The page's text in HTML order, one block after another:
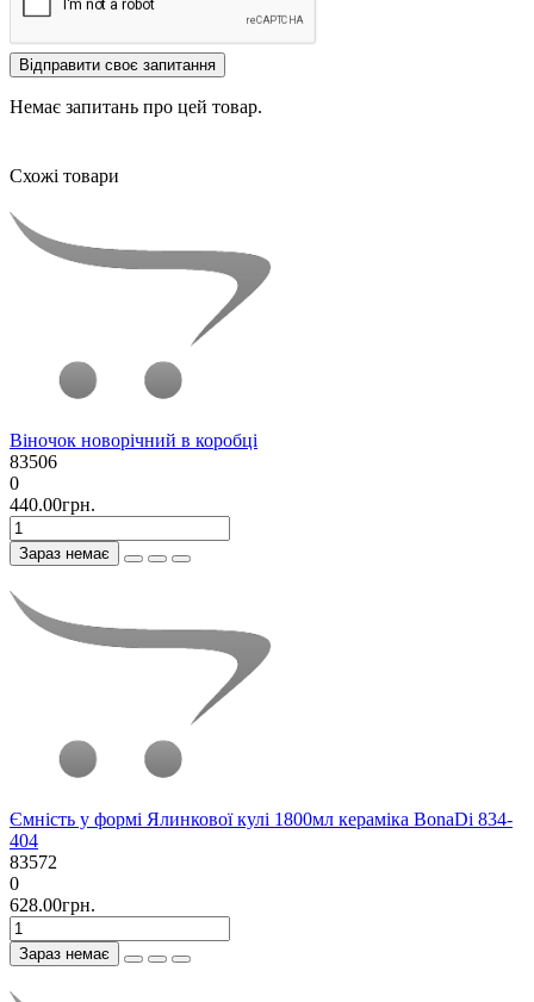
Відправити своє запитання
Немає запитань про цей товар.
Схожі товари
Віночок новорічний в коробці
83506
0
440.00грн.
Зараз немає
Ємність у формі Ялинкової кулі 1800мл кераміка BonaDi 834-
404
83572
0
628.00грн.
Зараз немає